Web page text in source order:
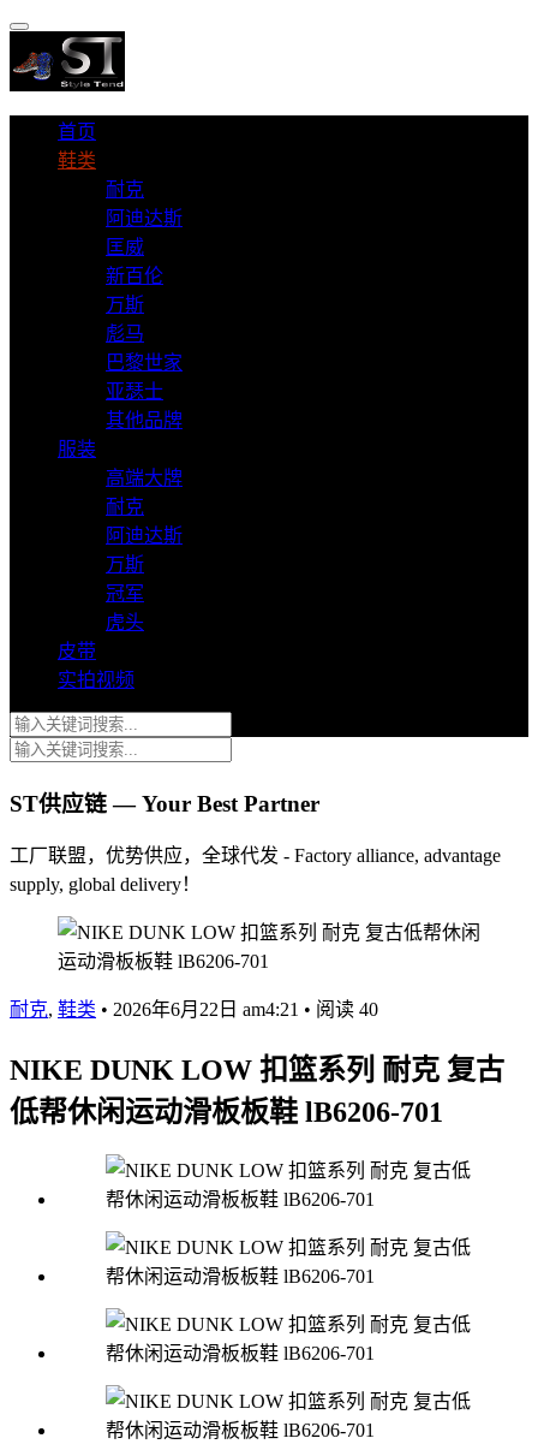
首页
鞋类
耐克
阿迪达斯
匡威
新百伦
万斯
彪马
巴黎世家
亚瑟士
其他品牌
服装
高端大牌
耐克
阿迪达斯
万斯
冠军
虎头
皮带
实拍视频
ST供应链 — Your Best Partner
工厂联盟，优势供应，全球代发 - Factory alliance, advantage
supply, global delivery！
耐克, 鞋类 • 2026年6月22日 am4:21 • 阅读 40
NIKE DUNK LOW 扣篮系列 耐克 复古
低帮休闲运动滑板板鞋 lB6206-701